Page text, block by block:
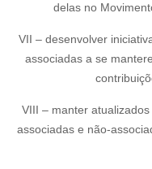
delas no
VII – desenvolver
associadas a se
VIII – manter
associadas e não-